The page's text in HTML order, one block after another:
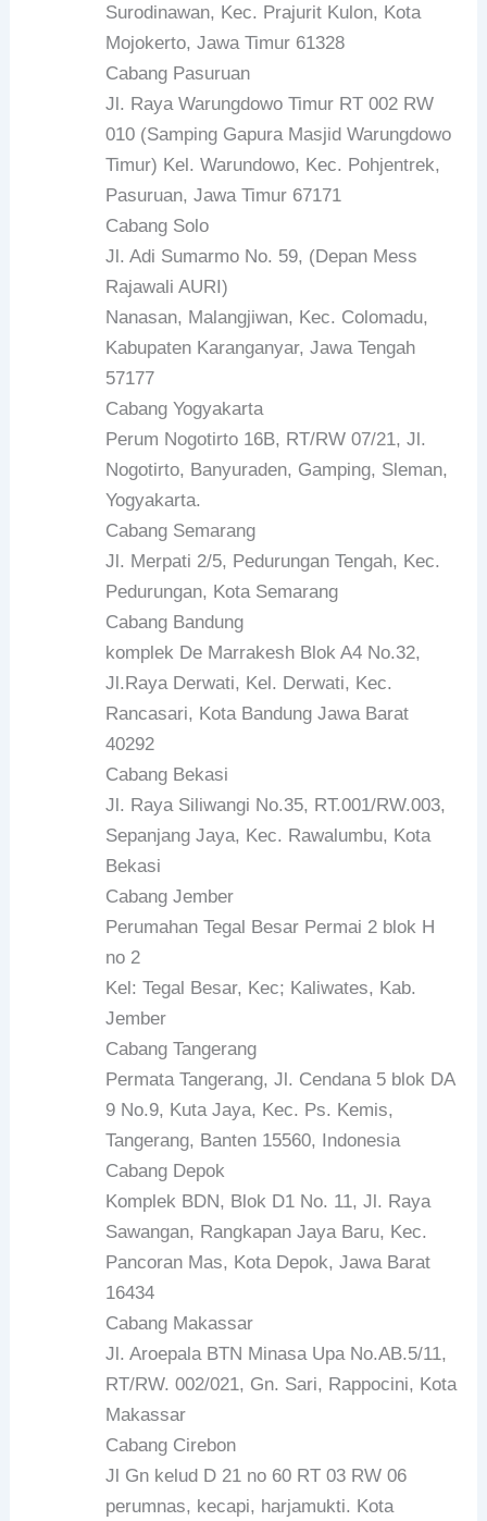
Surodinawan, Kec. Prajurit Kulon, Kota
Mojokerto, Jawa Timur 61328
Cabang Pasuruan
Jl. Raya Warungdowo Timur RT 002 RW
010 (Samping Gapura Masjid Warungdowo
Timur) Kel. Warundowo, Kec. Pohjentrek,
Pasuruan, Jawa Timur 67171
Cabang Solo
Jl. Adi Sumarmo No. 59, (Depan Mess
Rajawali AURI)
Nanasan, Malangjiwan, Kec. Colomadu,
Kabupaten Karanganyar, Jawa Tengah
57177
Cabang Yogyakarta
Perum Nogotirto 16B, RT/RW 07/21, Jl.
Nogotirto, Banyuraden, Gamping, Sleman,
Yogyakarta.
Cabang Semarang
Jl. Merpati 2/5, Pedurungan Tengah, Kec.
Pedurungan, Kota Semarang
Cabang Bandung
komplek De Marrakesh Blok A4 No.32,
Jl.Raya Derwati, Kel. Derwati, Kec.
Rancasari, Kota Bandung Jawa Barat
40292
Cabang Bekasi
Jl. Raya Siliwangi No.35, RT.001/RW.003,
Sepanjang Jaya, Kec. Rawalumbu, Kota
Bekasi
Cabang Jember
Perumahan Tegal Besar Permai 2 blok H
no 2
Kel: Tegal Besar, Kec; Kaliwates, Kab.
Jember
Cabang Tangerang
Permata Tangerang, Jl. Cendana 5 blok DA
9 No.9, Kuta Jaya, Kec. Ps. Kemis,
Tangerang, Banten 15560, Indonesia
Cabang Depok
Komplek BDN, Blok D1 No. 11, Jl. Raya
Sawangan, Rangkapan Jaya Baru, Kec.
Pancoran Mas, Kota Depok, Jawa Barat
16434
Cabang Makassar
Jl. Aroepala BTN Minasa Upa No.AB.5/11,
RT/RW. 002/021, Gn. Sari, Rappocini, Kota
Makassar
Cabang Cirebon
Jl Gn kelud D 21 no 60 RT 03 RW 06
perumnas, kecapi, harjamukti. Kota